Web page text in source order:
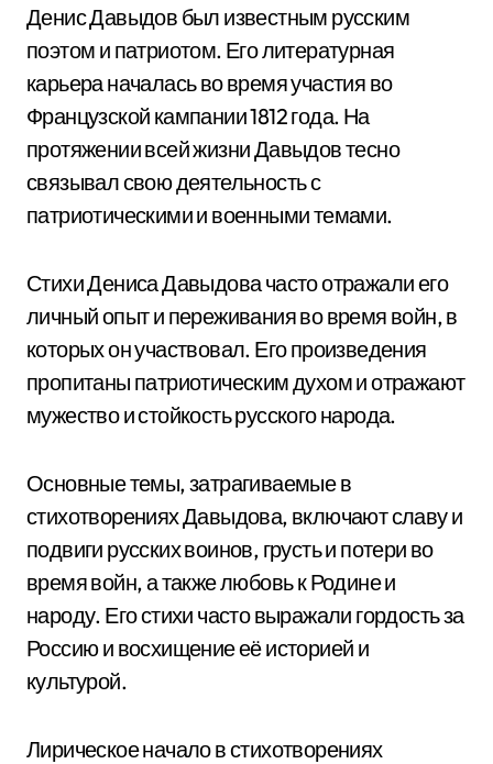
Денис Давыдов был известным русским
поэтом и патриотом. Его литературная
карьера началась во время участия во
Французской кампании 1812 года. На
протяжении всей жизни Давыдов тесно
связывал свою деятельность с
патриотическими и военными темами.
Стихи Дениса Давыдова часто отражали его
личный опыт и переживания во время войн, в
которых он участвовал. Его произведения
пропитаны патриотическим духом и отражают
мужество и стойкость русского народа.
Основные темы, затрагиваемые в
стихотворениях Давыдова, включают славу и
подвиги русских воинов, грусть и потери во
время войн, а также любовь к Родине и
народу. Его стихи часто выражали гордость за
Россию и восхищение её историей и
культурой.
Лирическое начало в стихотворениях